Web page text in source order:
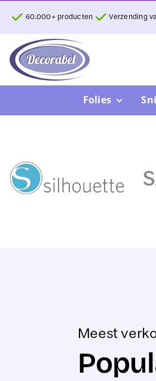
inhoud
60.000+ producten Verzending
Folies
Meest